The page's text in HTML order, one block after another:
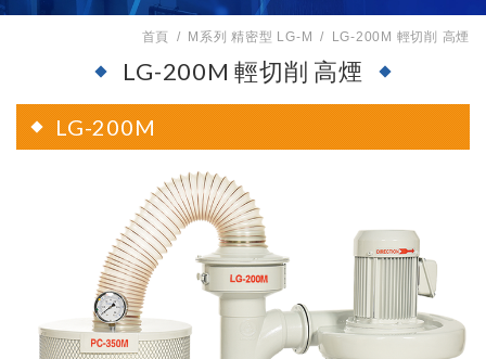
首頁 M系列 精密型 LG-M LG-200M 輕切削 高煙
LG-200M 輕切削 高煙
LG-200M